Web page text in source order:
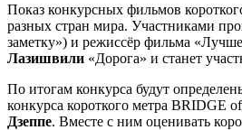
Показ конкурсных фильмов
разных стран мира. Участниками
заметку») и режиссёр фильма
Лазишвили «Дорога» и станет
По итогам конкурса будут
конкурса короткого метра BRIDGE
Дзеппе. Вместе с ним оценивать